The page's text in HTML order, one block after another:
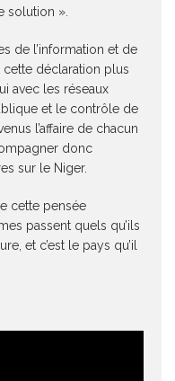
solution ».
de l’information et de
cette déclaration plus
avec les réseaux
et le contrôle de
l’affaire de chacun
donc
sur le Niger.
cette pensée
passent quels qu’ils
et c’est le pays qu’il